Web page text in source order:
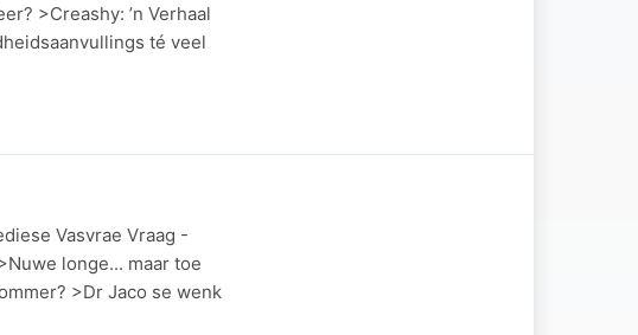
>Creashy: ’n Verhaal
té veel
Vasvrae Vraag -
longe... maar toe
>Dr Jaco se wenk